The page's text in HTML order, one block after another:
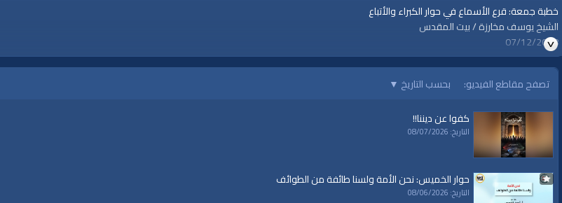
خطبة جمعة: قرع الأسماع في حوار الكبراء والأتباع
الشيخ يوسف مخارزة / بيت المقدس
07/12/2018
قناة الواقية: انحياز إلى مبدأ الأمة
#قناة_الواقية
www.alwaqiyah.tv | facebook.com/alwaqiyahtv | alwaqiyahtv@twitter
الفئات:
خطب ودروس
خطب ودروس» خطب جمعة
تصفح مقاطع الفيديو: بحسب التاريخ ▼
كفوا عن ديننا!!
التاريخ: 08/07/2026
حوار الخميس: نحن الأمة ولسنا طائفة من الطوائف
التاريخ: 08/06/2026